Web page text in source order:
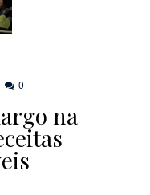
0
na